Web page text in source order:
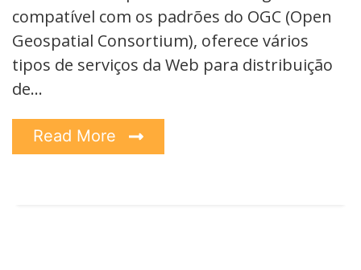
compatível com os padrões do OGC (Open
Geospatial Consortium), oferece vários
tipos de serviços da Web para distribuição
de…
Read More